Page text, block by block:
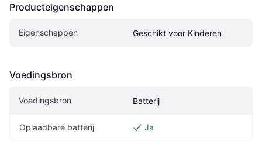
Producteigenschappen
Eigenschappen Geschikt voor Kinderen
Voedingsbron
Voedingsbron Batterij
Oplaadbare batterij Ja